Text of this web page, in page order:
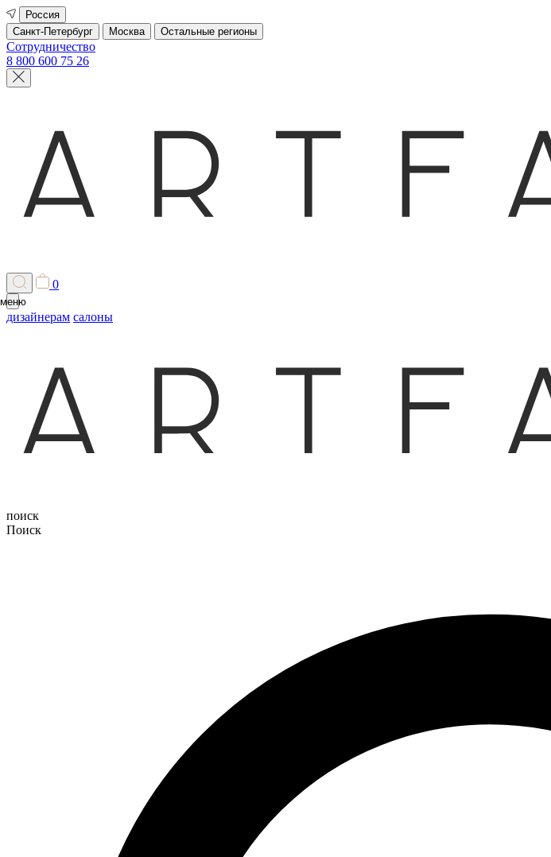
Россия
Санкт-Петербург
Москва Остальные регионы
Сотрудничество
8 800 600 75 26
0
меню
дизайнерам салоны
поиск
Поиск